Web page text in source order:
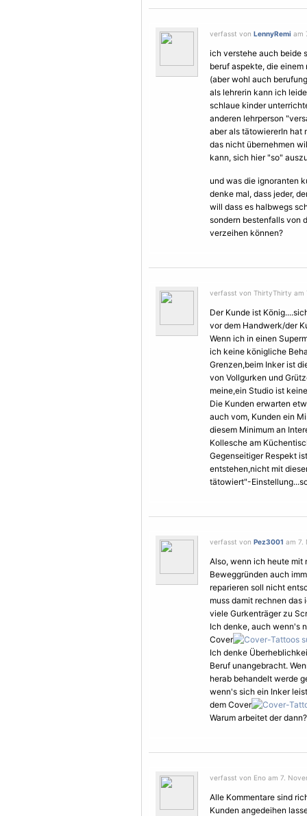
verfasst von LennyRemi am
ich verstehe auch beide
beruf aspekte, die
(aber wohl auch
als lehrerin kann ich
schlaue kinder
anderen lehrperson
aber als tätowiererIn hat
das nicht übernehmen
kann, sich hier "so"
und was die ignoranten
denke mal, dass jeder,
will dass es halbwegs
sondern bestenfalls von
verzeihen können?
verfasst von ThirtyThirty am
Der Kunde ist
vor dem Handwerk/der
Wenn ich in einen
ich keine königliche
Grenzen,beim Inker ist
von Vollgurken und
meine,ein Studio ist
Die Kunden erwarten
auch vom, Kunden ein
diesem Minimum an
Kollesche am
Gegenseitiger Respekt
entstehen,nicht mit
tätowiert"-
verfasst von Pez3001 am 7.
Also, wenn ich heute mit
Beweggründen auch
reparieren soll nicht
muss damit rechnen
viele Gurkenträger zu
Ich denke, auch wenn's
Cover
Ich denke
Beruf unangebracht.
herab behandelt werde
wenn's sich ein Inker
dem Cover
Warum arbeitet der
verfasst von Eno am 7.
Alle Kommentare sind
Kunden angedeihen